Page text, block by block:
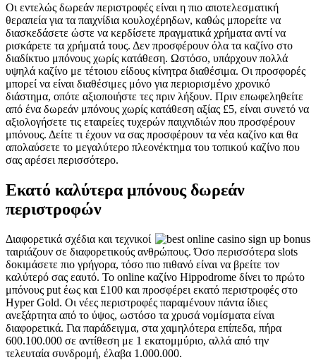
Οι εντελώς δωρεάν περιστροφές είναι η πιο αποτελεσματική
θεραπεία για τα παιχνίδια κουλοχέρηδων, καθώς μπορείτε να
διασκεδάσετε ώστε να κερδίσετε πραγματικά χρήματα αντί να
ρισκάρετε τα χρήματά τους. Δεν προσφέρουν όλα τα καζίνο στο
διαδίκτυο μπόνους χωρίς κατάθεση. Ωστόσο, υπάρχουν πολλά
υψηλά καζίνο με τέτοιου είδους κίνητρα διαθέσιμα. Οι προσφορές
μπορεί να είναι διαθέσιμες μόνο για περιορισμένο χρονικό
διάστημα, οπότε αξιοποιήστε τες πριν λήξουν. Πριν επωφεληθείτε
από ένα δωρεάν μπόνους χωρίς κατάθεση αξίας £5, είναι συνετό να
αξιολογήσετε τις εταιρείες τυχερών παιχνιδιών που προσφέρουν
μπόνους. Δείτε τι έχουν να σας προσφέρουν τα νέα καζίνο και θα
απολαύσετε το μεγαλύτερο πλεονέκτημα του τοπικού καζίνο που
σας αρέσει περισσότερο.
Εκατό καλύτερα μπόνους δωρεάν
περιστροφών
Διαφορετικά σχέδια και τεχνικοί
ταιριάζουν σε διαφορετικούς ανθρώπους. Όσο περισσότερα slots
δοκιμάσετε πιο γρήγορα, τόσο πιο πιθανό είναι να βρείτε τον
καλύτερό σας εαυτό. Το online καζίνο Hippodrome δίνει το πρώτο
μπόνους put έως και £100 και προσφέρει εκατό περιστροφές στο
Hyper Gold. Οι νέες περιστροφές παραμένουν πάντα ίδιες
ανεξάρτητα από το ύψος, ωστόσο τα χρυσά νομίσματα είναι
διαφορετικά. Για παράδειγμα, στα χαμηλότερα επίπεδα, πήρα
600.100.000 σε αντίθεση με 1 εκατομμύριο, αλλά από την
τελευταία συνδρομή, έλαβα 1.000.000.